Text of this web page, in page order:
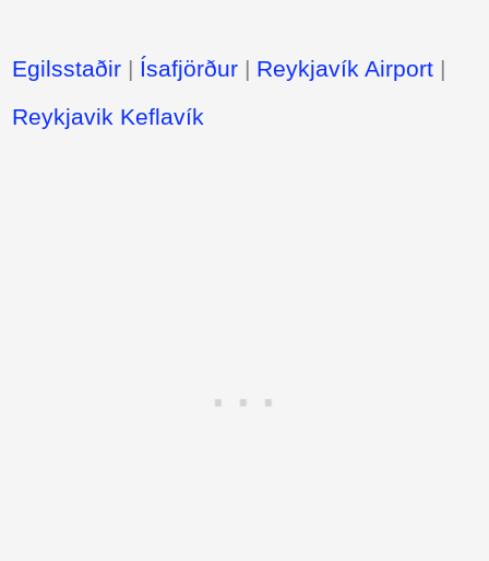
Egilsstaðir | Ísafjörður | Reykjavík Airport |
Reykjavik Keflavík